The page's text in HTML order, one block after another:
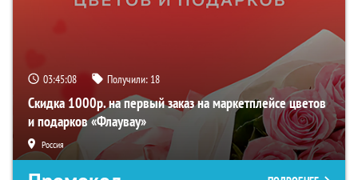
03:45:07 Получили: 18
Скидка 1000р. на первый заказ на маркетплейсе цветов
и подарков «Флаувау»
Россия